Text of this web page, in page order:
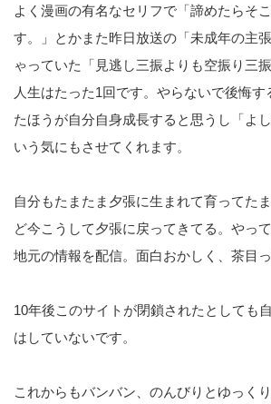
よく漫画の有名なセリフで「諦めたらそ
す。」とかまた昨日放送の「未成年の主
ゃっていた「見逃し三振よりも空振り三振
人生はたった1回です。やらないで後悔す
たほうが自分自身成長すると思うし「よ
いう気にもさせてくれます。
自分もたまたま夕張に生まれて育ってた
ど今こうして夕張に戻ってきてる。やっ
地元の情報を配信。面白おかしく、茶目
10年後このサイトが閉鎖されたとしても
はしていないです。
これからもバンバン、のんびりとゆっく